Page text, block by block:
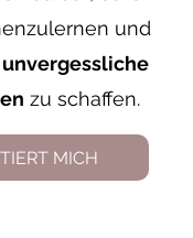
und
unvergessliche
zu schaffen.
MICH